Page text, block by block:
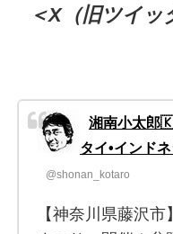
＜X（旧ツイッ
湘南小太
タイ•インド
@shonan_kotaro
【神奈川県藤沢